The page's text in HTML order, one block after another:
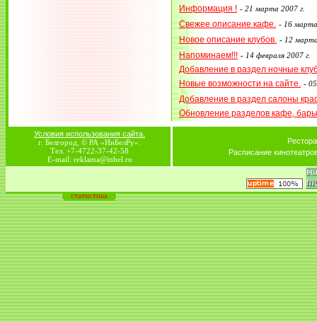
Информация ! - 21 марта 2007 г.
Свежее описание кафе. - 16
Новое описание клубов. - 12
Напоминаем!!! - 14 февраля 2007 г.
Добавление в раздел ночные
Новые возможности на сайте.
-
Добавление в раздел салоны
Обновление разделов кафе,
Условия использования сайта.
г. Белгород, © РА «ИнБелРу».
Тел. +7-4722-37-42-58
E-mail: reklama@inbel.ru
Расписание
статистика